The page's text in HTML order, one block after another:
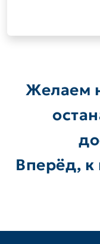
Желаем
Вперёд,